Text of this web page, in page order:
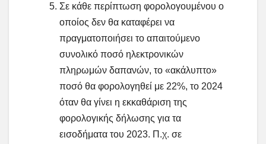
Σε κάθε περίπτωση φορολογουμένου ο
οποίος δεν θα καταφέρει να
πραγματοποιήσει το απαιτούμενο
συνολικό ποσό ηλεκτρονικών
πληρωμών δαπανών, το «ακάλυπτο»
ποσό θα φορολογηθεί με 22%, το 2024
όταν θα γίνει η εκκαθάριση της
φορολογικής δήλωσης για τα
εισοδήματα του 2023. Π.χ. σε